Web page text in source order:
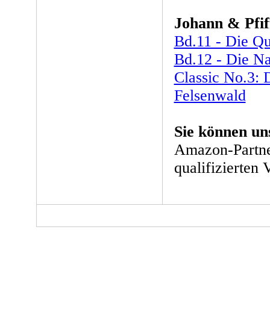
Johann &
Bd.11 - Die
Bd.12 - Die
Classic No.3:
Felsenwald
Sie können
Amazon-
qualifizierten